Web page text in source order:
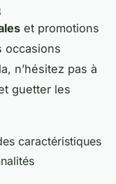
et promotions
occasions
n’hésitez pas à
guetter les
caractéristiques